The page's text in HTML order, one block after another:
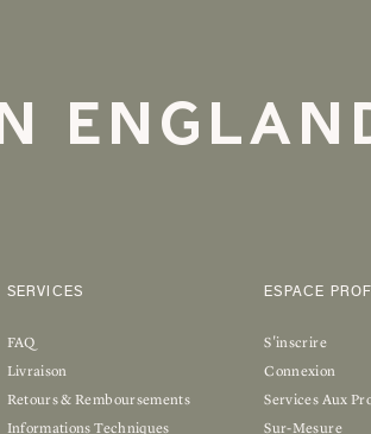
SERVICES
FAQ
Livraison
Retours & Remboursements
Informations Techniques
ESPACE
S'inscrire
Connexion
Services Aux
Sur-Mesure